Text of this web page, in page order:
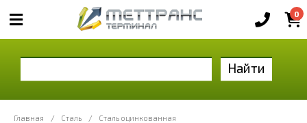
0
Найти
Главная / Сталь /
Сталь оцинкованная